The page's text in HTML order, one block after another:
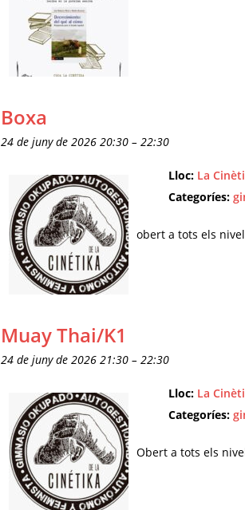
Boxa
24 de juny de 2026 20:30 – 22:30
Lloc: La
Categoríes:
obert a tots els
Muay Thai/K1
24 de juny de 2026 21:30 – 22:30
Lloc: La
Categoríes:
Obert a tots els